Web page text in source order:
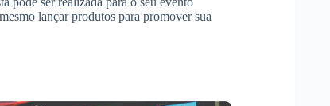
lançar produtos para promover sua